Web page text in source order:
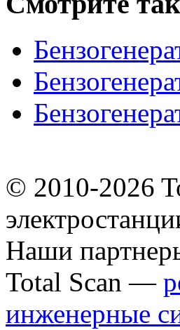
© 2010-2026
Наши
Total Scan —
инженерные